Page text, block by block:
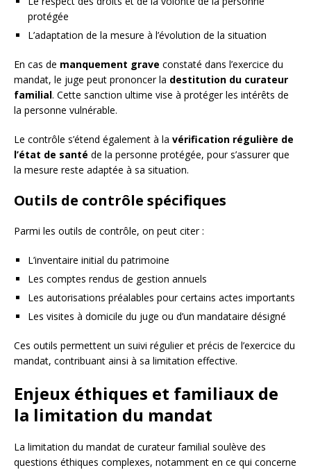
protégée
L’adaptation de la mesure à l’évolution de la situation
En cas de manquement grave constaté dans l’exercice du
mandat, le juge peut prononcer la destitution du curateur
familial. Cette sanction ultime vise à protéger les intérêts de
la personne vulnérable.
Le contrôle s’étend également à la vérification régulière de
l’état de santé de la personne protégée, pour s’assurer que
la mesure reste adaptée à sa situation.
Outils de contrôle spécifiques
Parmi les outils de contrôle, on peut citer :
L’inventaire initial du patrimoine
Les comptes rendus de gestion annuels
Les autorisations préalables pour certains actes importants
Les visites à domicile du juge ou d’un mandataire désigné
Ces outils permettent un suivi régulier et précis de l’exercice du
mandat, contribuant ainsi à sa limitation effective.
Enjeux éthiques et familiaux de
la limitation du mandat
La limitation du mandat de curateur familial soulève des
questions éthiques complexes, notamment en ce qui concerne